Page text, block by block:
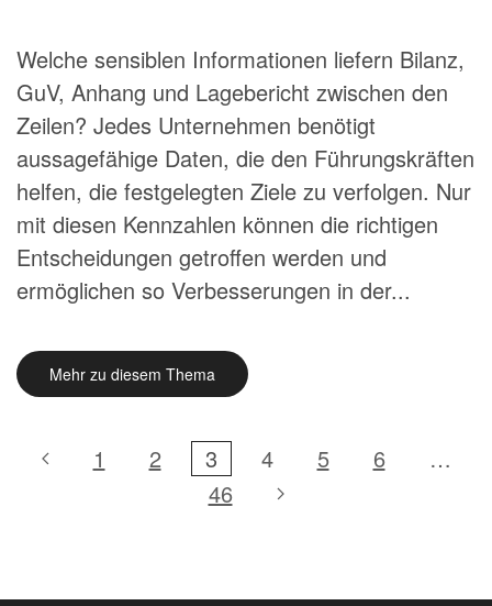
Welche sensiblen Informationen liefern Bilanz,
GuV, Anhang und Lagebericht zwischen den
Zeilen? Jedes Unternehmen benötigt
aussagefähige Daten, die den Führungskräften
helfen, die festgelegten Ziele zu verfolgen. Nur
mit diesen Kennzahlen können die richtigen
Entscheidungen getroffen werden und
ermöglichen so Verbesserungen in der...
Mehr zu diesem Thema
1 2 3 4 5 6
…
46